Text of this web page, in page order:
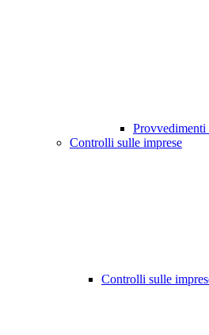
Controlli sulle imprese
Controlli sulle